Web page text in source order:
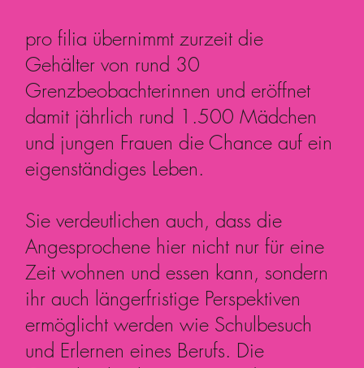
pro filia übernimmt zurzeit die
Gehälter von rund 30
Grenzbeobachterinnen und eröffnet
damit jährlich rund 1.500 Mädchen
und jungen Frauen die Chance auf ein
eigenständiges Leben.
Sie verdeutlichen auch, dass die
Angesprochene hier nicht nur für eine
Zeit wohnen und essen kann, sondern
ihr auch längerfristige Perspektiven
ermöglicht werden wie Schulbesuch
und Erlernen eines Berufs. Die